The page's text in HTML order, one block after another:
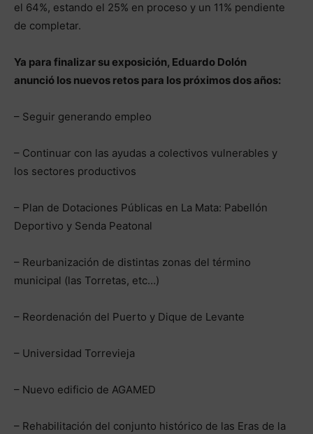
el 64%, estando el 25% en proceso y un 11% pendiente
de completar.
Ya para finalizar su exposición, Eduardo Dolón
anunció los nuevos retos para los próximos dos años:
– Seguir generando empleo
– Continuar con las ayudas a colectivos vulnerables y
los sectores productivos
– Plan de Dotaciones Públicas en La Mata: Pabellón
Deportivo y Senda Peatonal
– Reurbanización de distintas zonas del término
municipal (las Torretas, etc…)
– Reordenación del Puerto y Dique de Levante
– Universidad Torrevieja
– Nuevo edificio de AGAMED
– Rehabilitación del conjunto histórico de las Eras de la